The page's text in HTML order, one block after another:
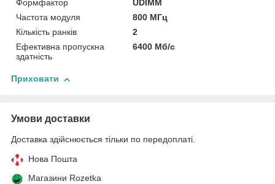
Формфактор
UDIMM
Частота модуля
800 МГц
Кількість ранків
2
Ефективна пропускна
здатність
6400 Мб/с
Приховати
Умови доставки
Доставка здійснюється тільки по передоплаті.
Нова Пошта
Магазини Rozetka